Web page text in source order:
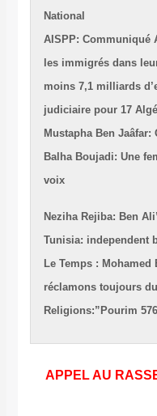
National
AISPP: Communiqué
les immigrés dans
moins 7,1 milliards
judiciaire pour 17
Mustapha Ben
Balha Boujadi: Une
voix
Neziha Rejiba: Ben
Tunisia: independent
Le Temps :
réclamons toujours
Religions:”Pourim
APPEL AU